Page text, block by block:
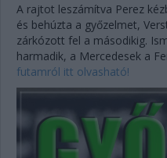
A rajtot leszámítva Perez
és behúzta a győzelmet,
zárkózott fel a másodikig.
harmadik, a Mercedesek a
futamról itt olvasható!